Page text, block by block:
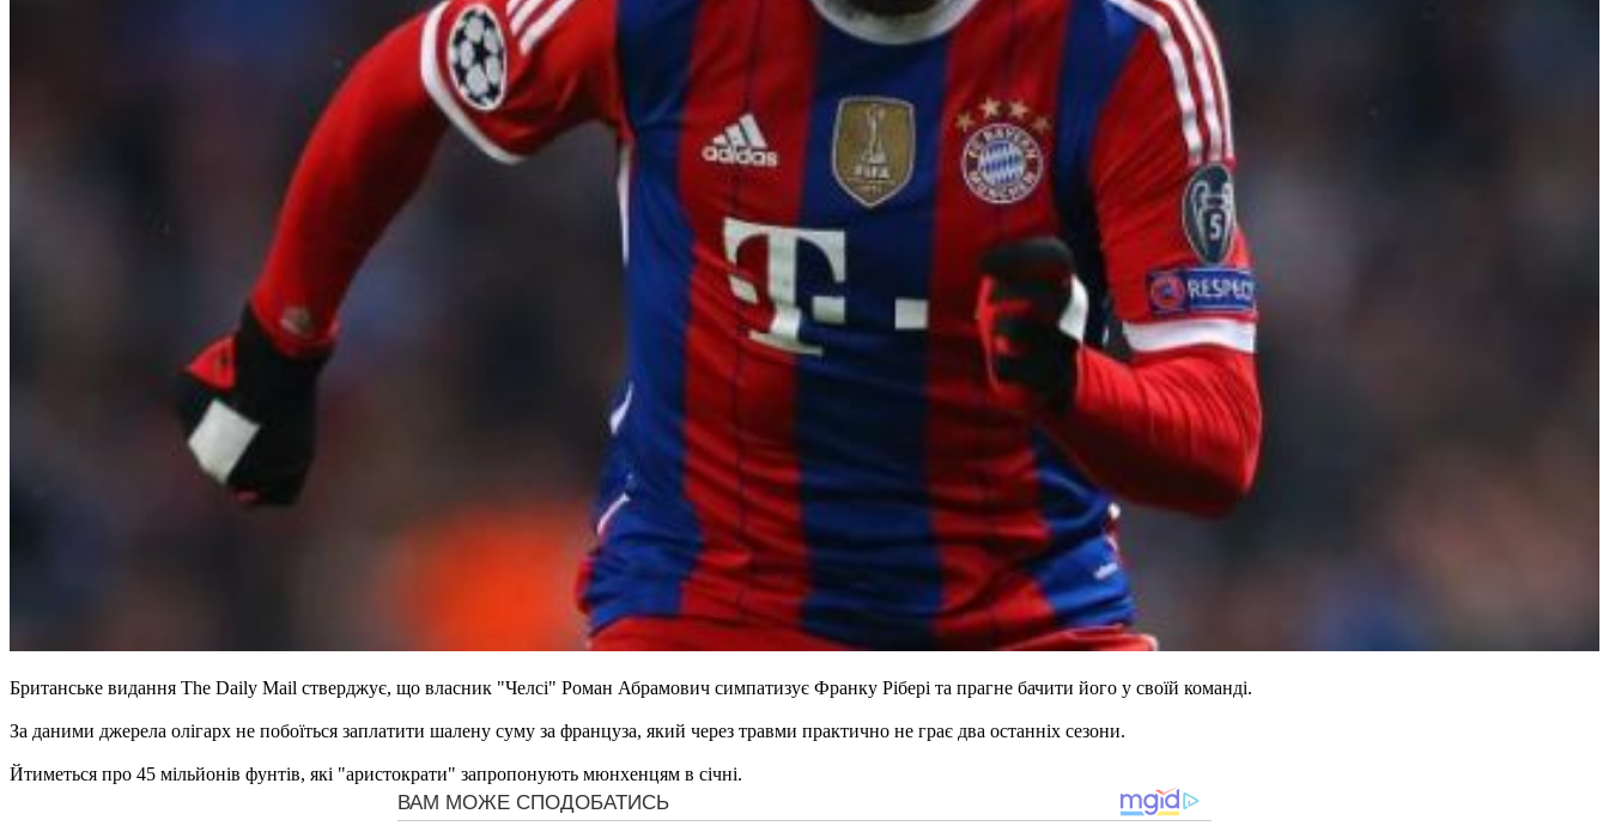
Британське видання The Daily Mail стверджує, що власник "Челсі" Роман Абрамович симпатизує Франку Рібері та прагне бачити його у своїй команді.
За даними джерела олігарх не побоїться заплатити шалену суму за француза, який через травми практично не грає два останніх сезони.
Йтиметься про 45 мільйонів фунтів, які "аристократи" запропонують мюнхенцям в січні.